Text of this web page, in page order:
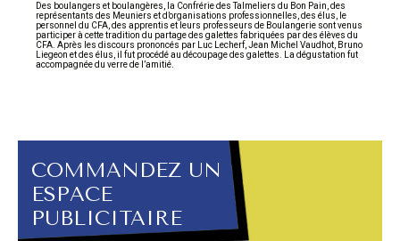
Des boulangers et boulangères, la Confrérie des Talmeliers du Bon Pain, des
représentants des Meuniers et d’organisations professionnelles, des élus, le
personnel du CFA, des apprentis et leurs professeurs de Boulangerie sont venus
participer à cette tradition du partage des galettes fabriquées par des élèves du
CFA. Après les discours prononcés par Luc Lecherf, Jean Michel Vaudhot, Bruno
Liegeon et des élus, il fut procédé au découpage des galettes. La dégustation fut
accompagnée du verre de l’amitié.
COMMANDEZ UN
ESPACE
PUBLICITAIRE